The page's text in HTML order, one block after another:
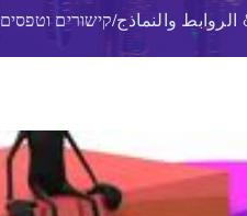
الروابط والنماذج/קישורים וטפסים